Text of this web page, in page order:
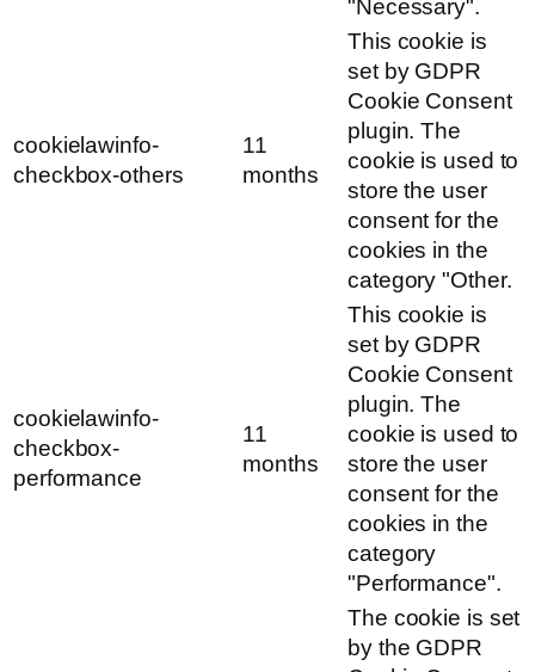
"Necessary".
cookielawinfo-
checkbox-others
11
months
This cookie is
set by GDPR
Cookie Consent
plugin. The
cookie is used to
store the user
consent for the
cookies in the
category "Other.
cookielawinfo-
checkbox-
performance
11
months
This cookie is
set by GDPR
Cookie Consent
plugin. The
cookie is used to
store the user
consent for the
cookies in the
category
"Performance".
The cookie is set
by the GDPR